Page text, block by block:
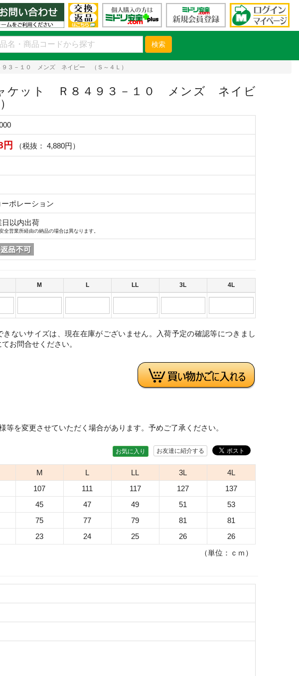
検索
３－１０ メンズ ネイビー （Ｓ～４Ｌ）
ケット Ｒ８４９３－１０ メンズ ネイビ
円 （税抜： 4,880円）
ポレーション
日以内出荷
全営業所経由の納品の場合は異なります。
M L LL 3L 4L
ないサイズは、現在在庫がございません。入荷予定の確認等につきまし
てお問合せください。
等を変更させていただく場合があります。予めご了承ください。
お友達に紹介する
お気に入り
M L LL 3L
4L
107 111 117 127
137
45 47 49 51
53
75 77 79 81
81
23 24 25 26
26
（単位：ｃｍ）